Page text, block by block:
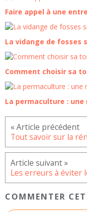
Faire appel à une
La vidange de fosses
Comment choisir sa
La permaculture :
COMMENTER